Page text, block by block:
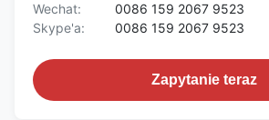
Wechat:
0086 159 2067 9523
Skype'a:
0086 159 2067 9523
Zapytanie teraz